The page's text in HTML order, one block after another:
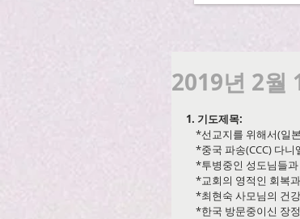
2019년 2월
1. 기도제목:
*선교지를 위해서(
*중국 파송(CCC) 다
*투병중인 성도님
*교회의 영적인 회
*최현숙 사모님의
*한국 방문중이신